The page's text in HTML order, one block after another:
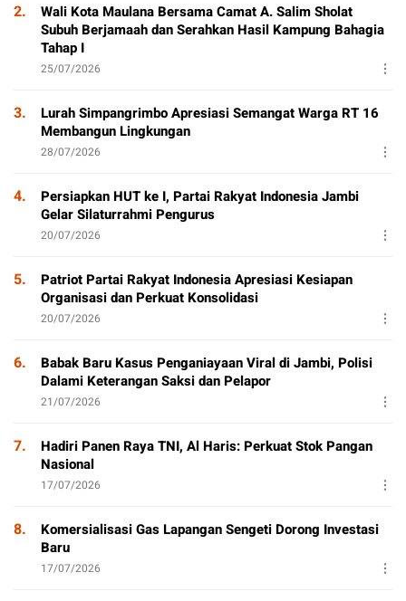
2.
Wali Kota Maulana Bersama Camat A. Salim Sholat
Subuh Berjamaah dan Serahkan Hasil Kampung Bahagia
Tahap I
25/07/2026
3.
Lurah Simpangrimbo Apresiasi Semangat Warga RT 16
Membangun Lingkungan
28/07/2026
4.
Persiapkan HUT ke I, Partai Rakyat Indonesia Jambi
Gelar Silaturrahmi Pengurus
20/07/2026
5.
Patriot Partai Rakyat Indonesia Apresiasi Kesiapan
Organisasi dan Perkuat Konsolidasi
20/07/2026
6.
Babak Baru Kasus Penganiayaan Viral di Jambi, Polisi
Dalami Keterangan Saksi dan Pelapor
21/07/2026
7.
Hadiri Panen Raya TNI, Al Haris: Perkuat Stok Pangan
Nasional
17/07/2026
8.
Komersialisasi Gas Lapangan Sengeti Dorong Investasi
Baru
17/07/2026